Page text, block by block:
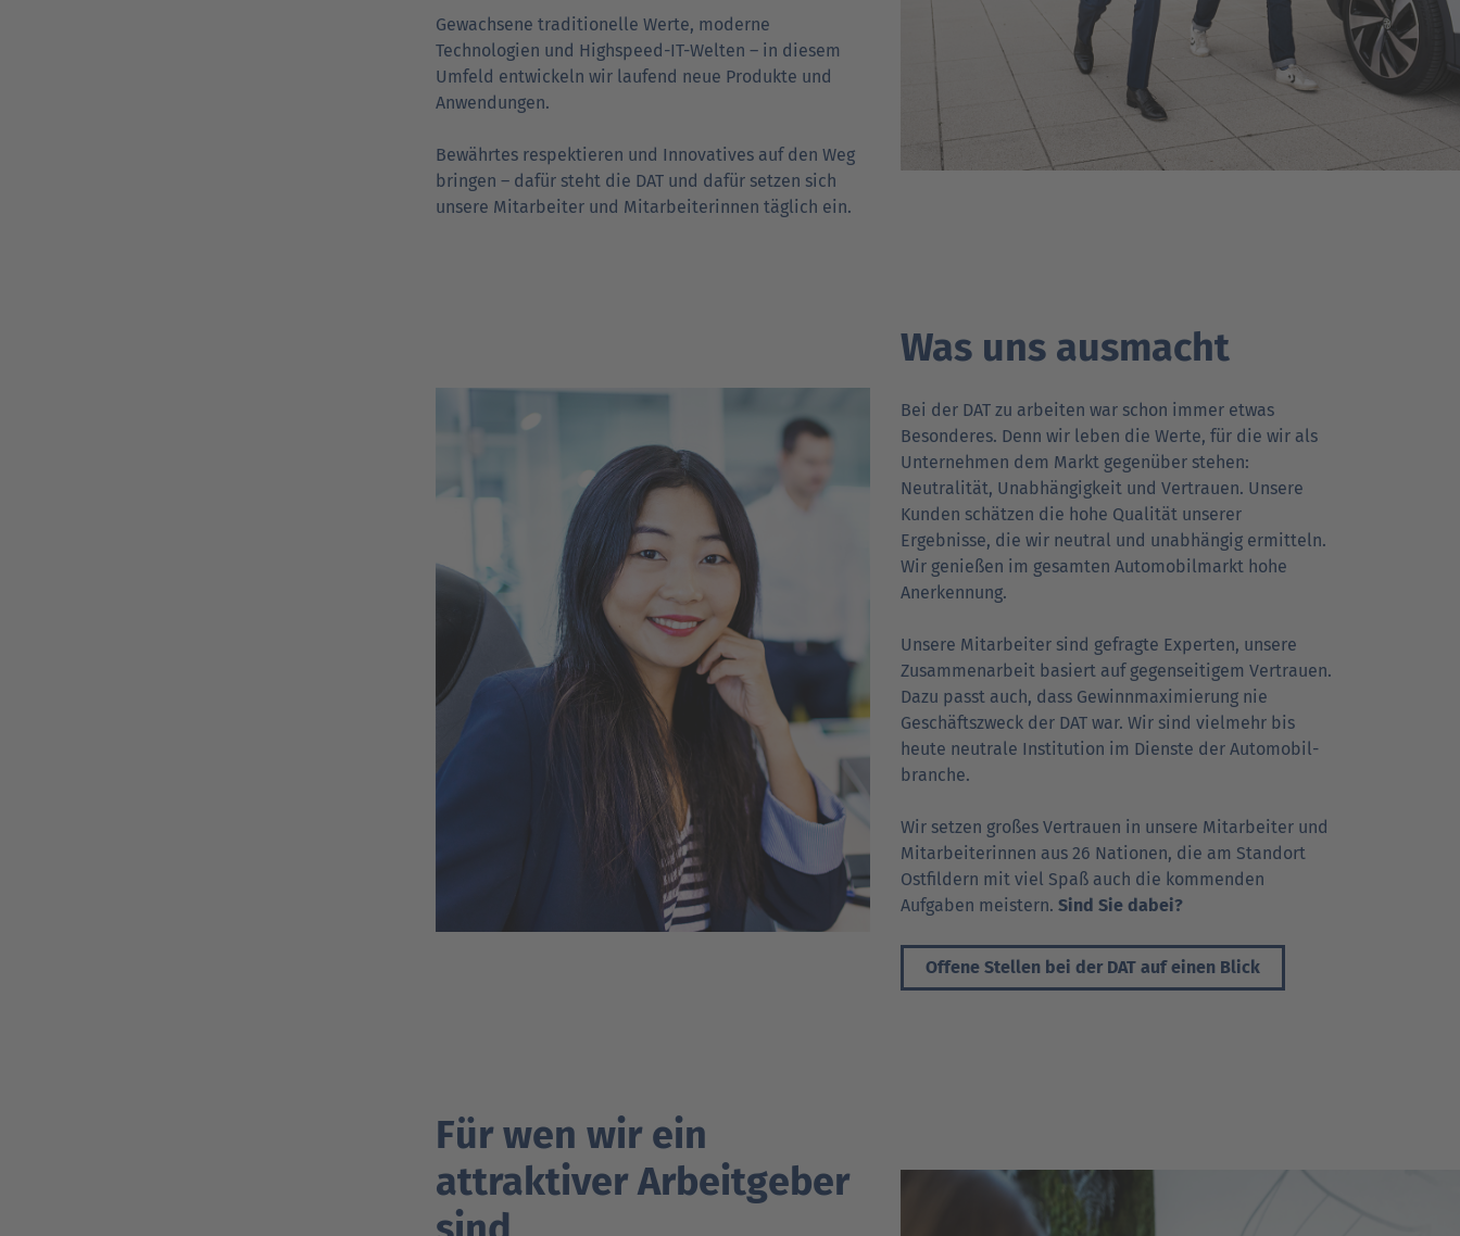
Gewachsene traditionelle Werte, moderne
Technologien und Highspeed-IT-Welten – in diesem
Umfeld entwickeln wir laufend neue Produkte und
Anwendungen.
Bewährtes respektieren und Innovatives auf den Weg
bringen – dafür steht die DAT und dafür setzen sich
unsere Mitarbeiter und Mitarbeiter­innen täglich ein.
Was uns ausmacht
Bei der DAT zu arbeiten war schon immer etwas
Besonderes. Denn wir leben die Werte, für die wir als
Unternehmen dem Markt gegenüber stehen:
Neutralität, Unabhängigkeit und Vertrauen. Unsere
Kunden schätzen die hohe Qualität unserer
Ergebnisse, die wir neutral und unabhängig ermitteln.
Wir genießen im gesamten Automobil­markt hohe
Anerkennung.
Unsere Mitarbeiter sind gefragte Experten, unsere
Zusammen­arbeit basiert auf gegenseitigem Vertrauen.
Dazu passt auch, dass Gewinn­maximierung nie
Geschäfts­zweck der DAT war. Wir sind vielmehr bis
heute neutrale Institution im Dienste der Automobil­
branche.
Wir setzen großes Vertrauen in unsere Mitarbeiter und
Mitarbeiterinnen aus 26 Nationen, die am Standort
Ostfildern mit viel Spaß auch die kommenden
Aufgaben meistern. Sind Sie dabei?
Offene Stellen bei der DAT auf einen Blick
Für wen wir ein
attraktiver Arbeit­geber